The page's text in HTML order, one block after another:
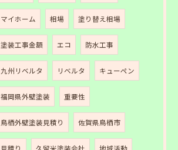
マイホーム 相場 塗り替え相場
塗装工事金額 エコ 防水工事
九州リベルタ リベルタ キューペン
福岡県外壁塗装 重要性
鳥栖外壁塗装見積り 佐賀県鳥栖市